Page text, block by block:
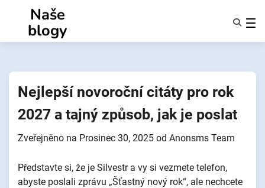
obsahu
Naše
blogy
O Nás
Nejlepší novoroční citáty pro rok
2027 a tajný způsob, jak je poslat
Zveřejněno na Prosinec 30, 2025 od Anonsms Team
Představte si, že je Silvestr a vy si vezmete telefon,
abyste poslali zprávu „Šťastný nový rok“, ale nechcete